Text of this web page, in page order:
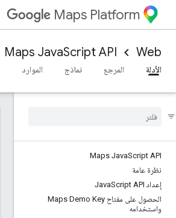
Maps Platform
Web
Maps JavaScript API
الأدلة
المرجع نماذج الموارد
Maps JavaScript API
نظرة عامة
إعداد Java Script API
الحصول على مفتاح Maps Demo Key
واستخدامه